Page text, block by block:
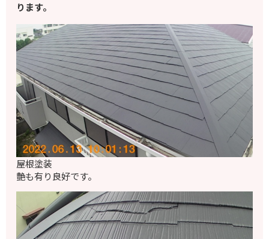
ります。
屋根塗装
艶も有り良好です。